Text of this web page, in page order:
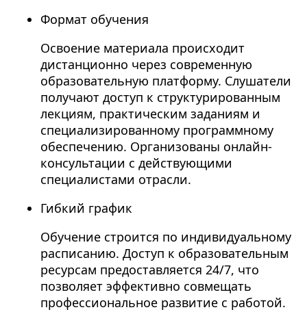
Формат обучения
Освоение материала происходит
дистанционно через современную
образовательную платформу. Слушатели
получают доступ к структурированным
лекциям, практическим заданиям и
специализированному программному
обеспечению. Организованы онлайн-
консультации с действующими
специалистами отрасли.
Гибкий график
Обучение строится по индивидуальному
расписанию. Доступ к образовательным
ресурсам предоставляется 24/7, что
позволяет эффективно совмещать
профессиональное развитие с работой.